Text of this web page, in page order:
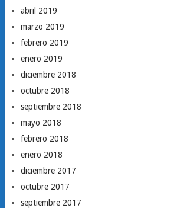
abril 2019
marzo 2019
febrero 2019
enero 2019
diciembre 2018
octubre 2018
septiembre 2018
mayo 2018
febrero 2018
enero 2018
diciembre 2017
octubre 2017
septiembre 2017